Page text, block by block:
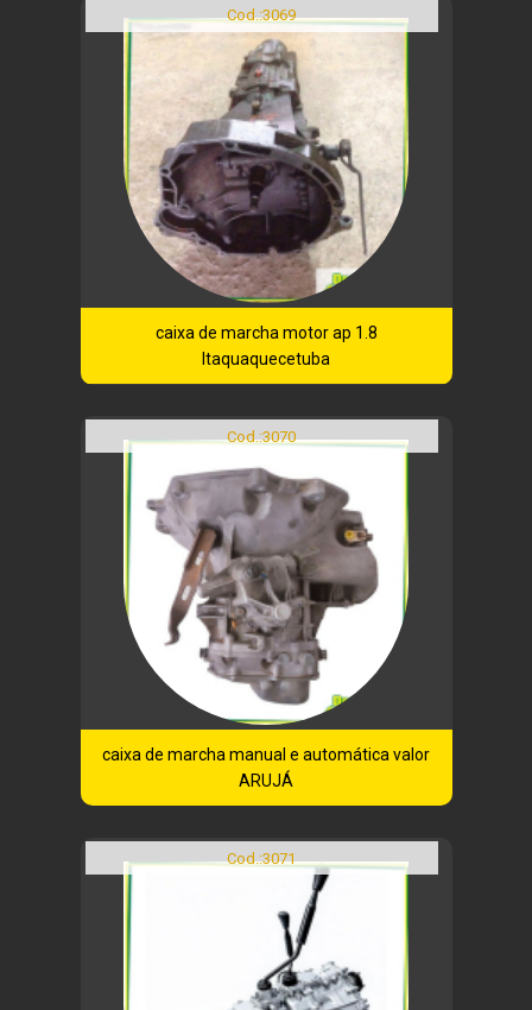
Cod.:3069
caixa de marcha motor ap 1.8
Itaquaquecetuba
Cod.:3070
caixa de marcha manual e automática valor
ARUJÁ
Cod.:3071